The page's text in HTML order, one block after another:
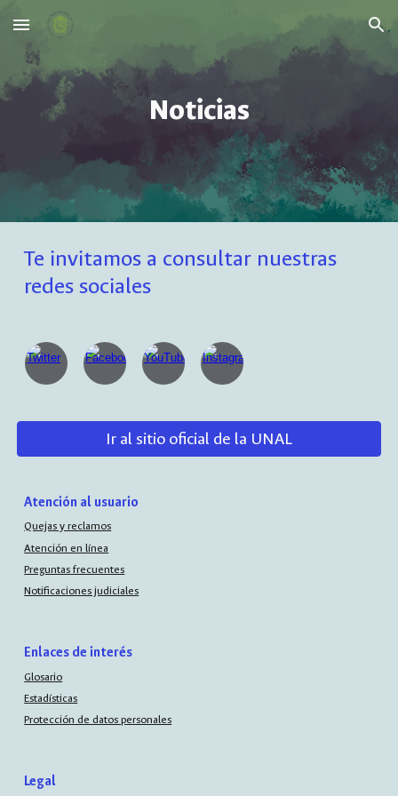
Skip to main content Skip to navigation
Noticias
Te invitamos a consultar nuestras
redes sociales
Ir al sitio oficial de la UNAL
Atención al usuario
Quejas y reclamos
Atención en línea
Preguntas frecuentes
Notificaciones judiciales
Enlaces de interés
Glosario
Estadísticas
Protección de datos personales
Legal